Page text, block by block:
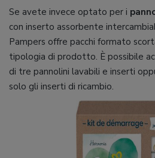
Se avete invece optato per i
con inserto assorbente
Pampers offre pacchi formato
tipologia di prodotto. È possibile
di tre pannolini lavabili e inserti
solo gli inserti di ricambio.